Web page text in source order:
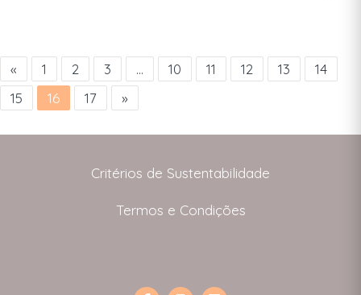
« 1 2 3 … 10 11 12 13
14
15
16 17 »
Critérios de Sustentabilidade
Termos e Condições